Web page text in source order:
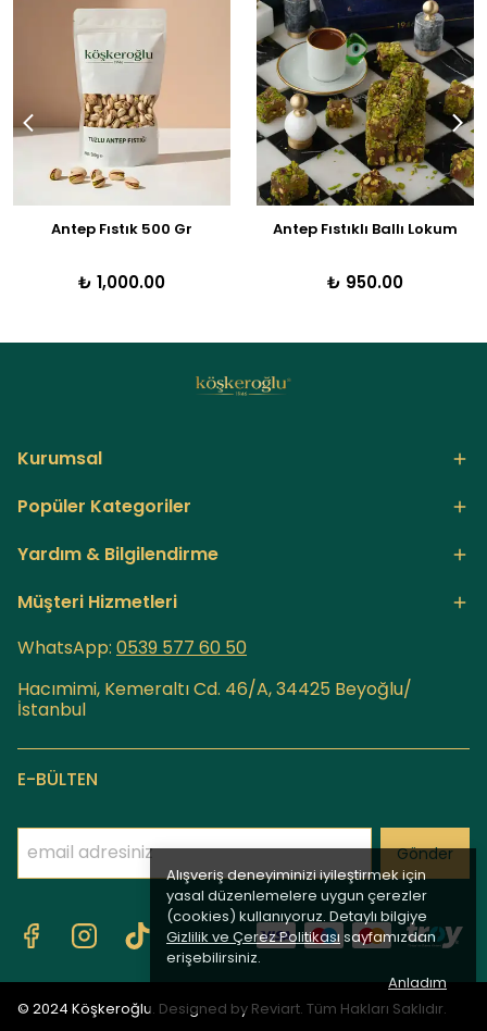
Alışveriş deneyiminizi iyileştirmek için
yasal düzenlemelere uygun çerezler
(cookies) kullanıyoruz. Detaylı bilgiye
Gizlilik ve Çerez Politikası sayfamızdan
erişebilirsiniz.
Anladım
Antep Fıstık 500 Gr
₺ 1,000.00
Antep Fıstıklı Ballı Lokum
₺ 950.00
Kurumsal
Popüler Kategoriler
Yardım & Bilgilendirme
Müşteri Hizmetleri
WhatsApp: 0539 577 60 50
Hacımimi, Kemeraltı Cd. 46/A, 34425 Beyoğlu/
İstanbul
E-BÜLTEN
Gönder
© 2024 Köşkeroğlu. Designed by Reviart. Tüm Hakları Saklıdır.